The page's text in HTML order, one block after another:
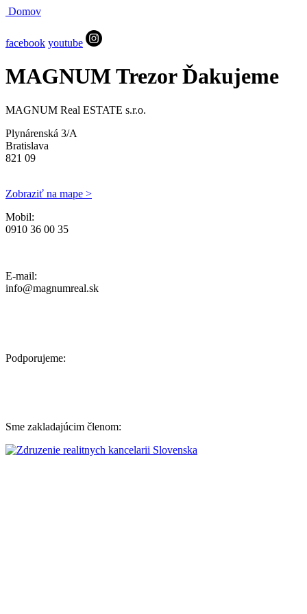
Domov
facebook youtube
MAGNUM Trezor Ďakujeme
MAGNUM Real ESTATE s.r.o.
Plynárenská 3/A
Bratislava
821 09
Zobraziť na mape >
Mobil:
0910 36 00 35
E-mail:
info@magnumreal.sk
Podporujeme:
Sme zakladajúcim členom: